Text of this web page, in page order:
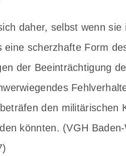
daher, selbst wenn sie
scherzhafte Form
der Beeinträchtigung
den militärischen
könnten. (VGH